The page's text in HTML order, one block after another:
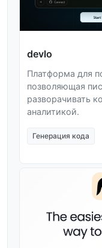
devlo
Платформа для
позволяющая
разворачивать
аналитикой.
Генерация кода